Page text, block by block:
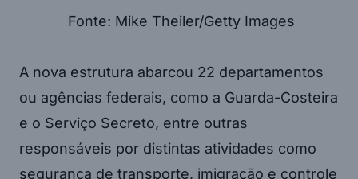
Fonte: Mike Theiler/Getty Images
A nova estrutura abarcou 22 departamentos
ou agências federais, como a Guarda-Costeira
e o Serviço Secreto, entre outras
responsáveis por distintas atividades como
segurança de transporte, imigração e controle